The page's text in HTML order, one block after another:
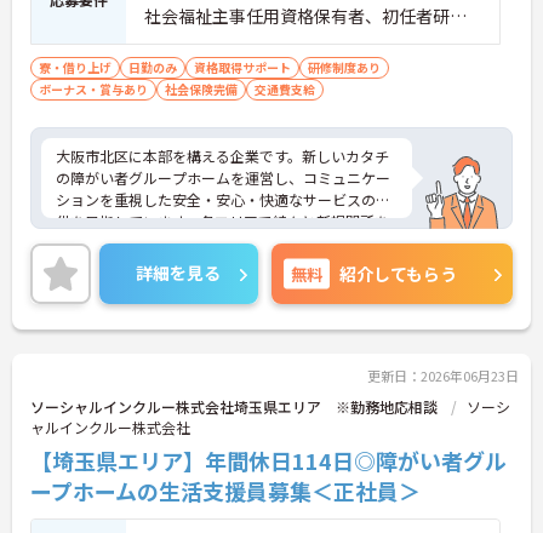
社会福祉主事任用資格保有者、初任者研修
（旧ヘルパー2級）、実務者研修（旧ヘルパ
ー1級）修了者、介護福祉士、精神保健福祉
士歓迎■普通自動車運転免許
寮・借り上げ 日勤のみ 資格取得サポート
研修制度あり
ボーナス・賞与あり
社会保険完備 交通費支給
大阪市北区に本部を構える企業です。新しいカタチ
の障がい者グループホームを運営し、コミュニケー
ションを重視した安全・安心・快適なサービスの提
供を目指しています。各エリアで続々と新規開所を
している成長企業で働きませんか？ご興味のある方
には、面接対策ポイントなど、さらに詳細をお話し
いたしますのでお気軽にご相談ください！
詳細を見る 無料 紹介してもらう
更新日：2026年06月23日
ソーシャルインクルー株式会社埼玉県エリア ※勤務地応相談
ソーシ
ャルインクルー株式会社
【埼玉県エリア】年間休日114日◎障がい者グル
ープホームの生活支援員募集＜正社員＞